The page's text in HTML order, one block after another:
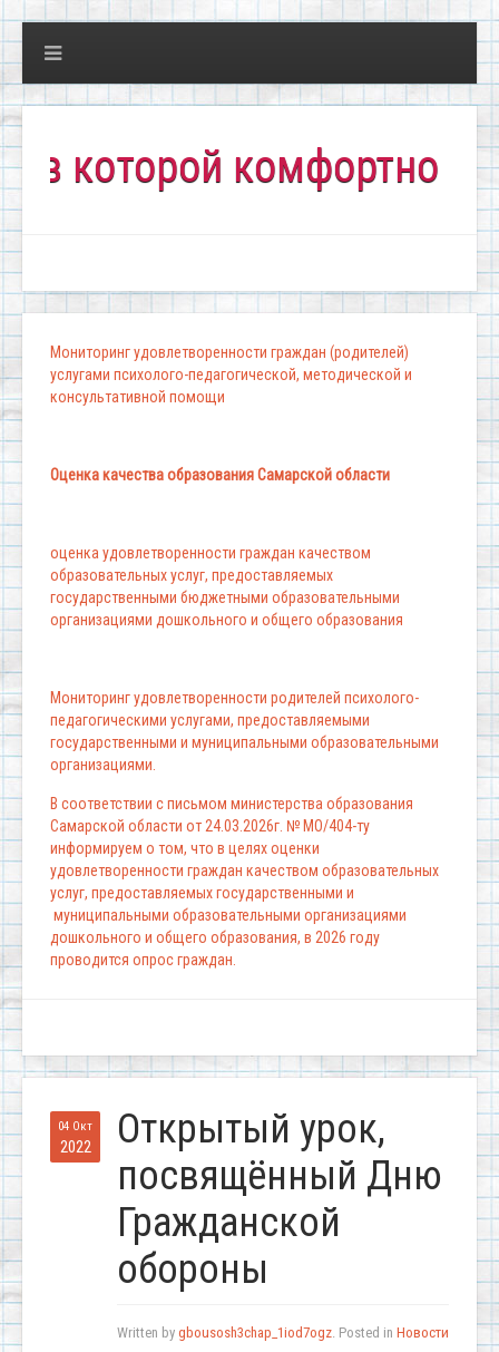
комфортно всем!"
Мониторинг удовлетворенности граждан (родителей)
услугами психолого-педагогической, методической и
консультативной помощи
Оценка качества образования Самарской области
оценка удовлетворенности граждан качеством
образовательных услуг, предоставляемых
государственными бюджетными образовательными
организациями дошкольного и общего образования
Мониторинг удовлетворенности родителей психолого-
педагогическими услугами, предоставляемыми
государственными и муниципальными образовательными
организациями.
В соответствии с письмом министерства образования
Самарской области от 24.03.2026г. № МО/404-ту
информируем о том, что в целях оценки
удовлетворенности граждан качеством образовательных
услуг, предоставляемых государственными и
муниципальными образовательными организациями
дошкольного и общего образования, в 2026 году
проводится опрос граждан.
04 Окт
2022
Открытый урок,
посвящённый Дню
Гражданской
обороны
Written by gbousosh3chap_1iod7ogz. Posted in Новости